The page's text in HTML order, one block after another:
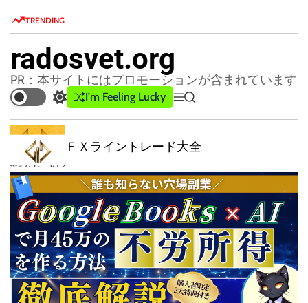
TRENDING
radosvet.org
PR：本サイトにはプロモーションが含まれています
S
w
i
t
c
h
o
l
o
r
m
o
d
e
I'm Feeling Lucky
M
e
u
S
e
r
h
ＦＸライントレード大全